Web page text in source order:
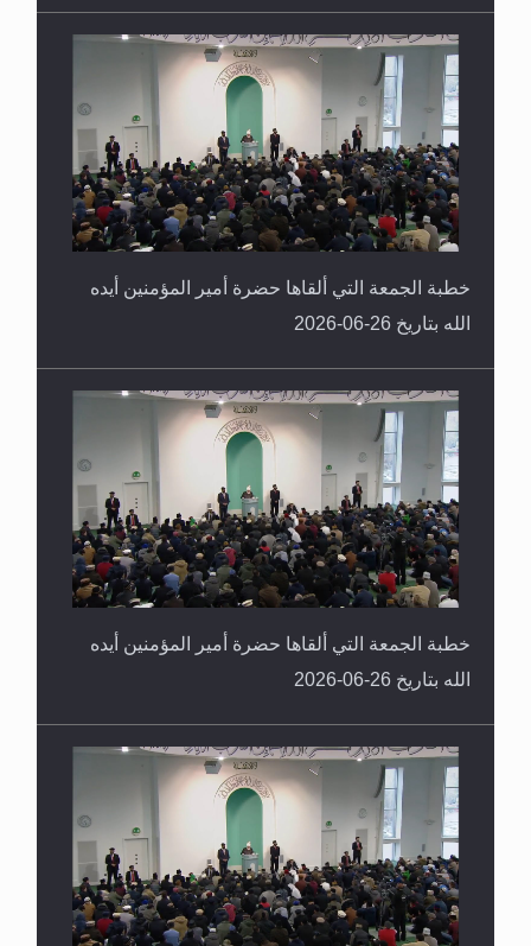
خطبة الجمعة التي ألقاها حضرة أمير المؤمنين أيده
الله بتاريخ 26-06-2026
خطبة الجمعة التي ألقاها حضرة أمير المؤمنين أيده
الله بتاريخ 26-06-2026